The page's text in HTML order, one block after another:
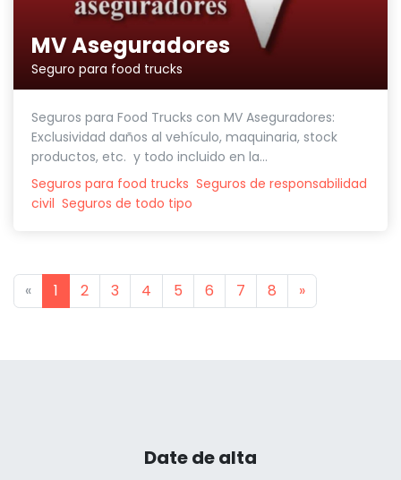
MV Aseguradores
Seguro para food trucks
Seguros para Food Trucks con MV Aseguradores:
Exclusividad daños al vehículo, maquinaria, stock
productos, etc. y todo incluido en la...
Seguros para food trucks Seguros de responsabilidad
civil Seguros de todo tipo
«Previous
1 2 3 4 5 6 7 8 »Next
Date de alta